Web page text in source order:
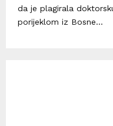
da je plagirala
porijeklom iz Bosne...